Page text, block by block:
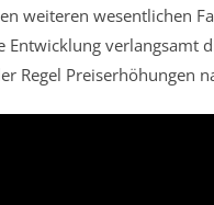
weiteren wesentlichen
Entwicklung verlangsamt
Regel Preiserhöhungen